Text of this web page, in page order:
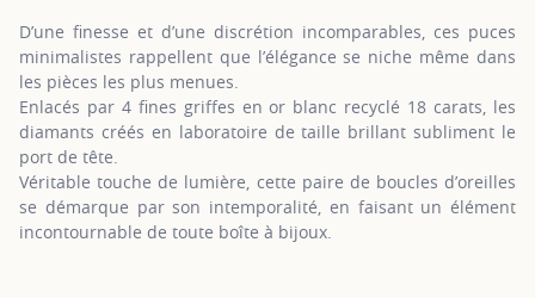
D’une finesse et d’une discrétion incomparables, ces puces
minimalistes rappellent que l’élégance se niche même dans
les pièces les plus menues.
Enlacés par 4 fines griffes en or blanc recyclé 18 carats, les
diamants créés en laboratoire de taille brillant subliment le
port de tête.
Véritable touche de lumière, cette paire de boucles d’oreilles
se démarque par son intemporalité, en faisant un élément
incontournable de toute boîte à bijoux.